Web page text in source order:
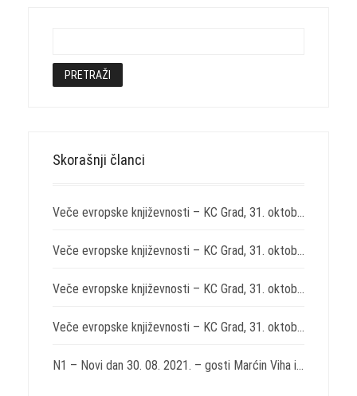
Skorašnji članci
Veče evropske književnosti – KC Grad, 31. oktobar 2021. – „Svirepost“ Nikole Lađoje i „Izabrane drame“ Juna Fosea
Veče evropske književnosti – KC Grad, 31. oktobar 2021. – „Na kočijama Svetog Ilije“ Endrea Adija
Veče evropske književnosti – KC Grad, 31. oktobar 2021. – „Sedam komedija“ Tita Makcija Plauta
Veče evropske književnosti – KC Grad, 31. oktobar 2021. – „Istočno od Zapada“ Miroslava Penkova
N1 – Novi dan 30. 08. 2021. – gosti Marćin Viha i Aleksandar Božić